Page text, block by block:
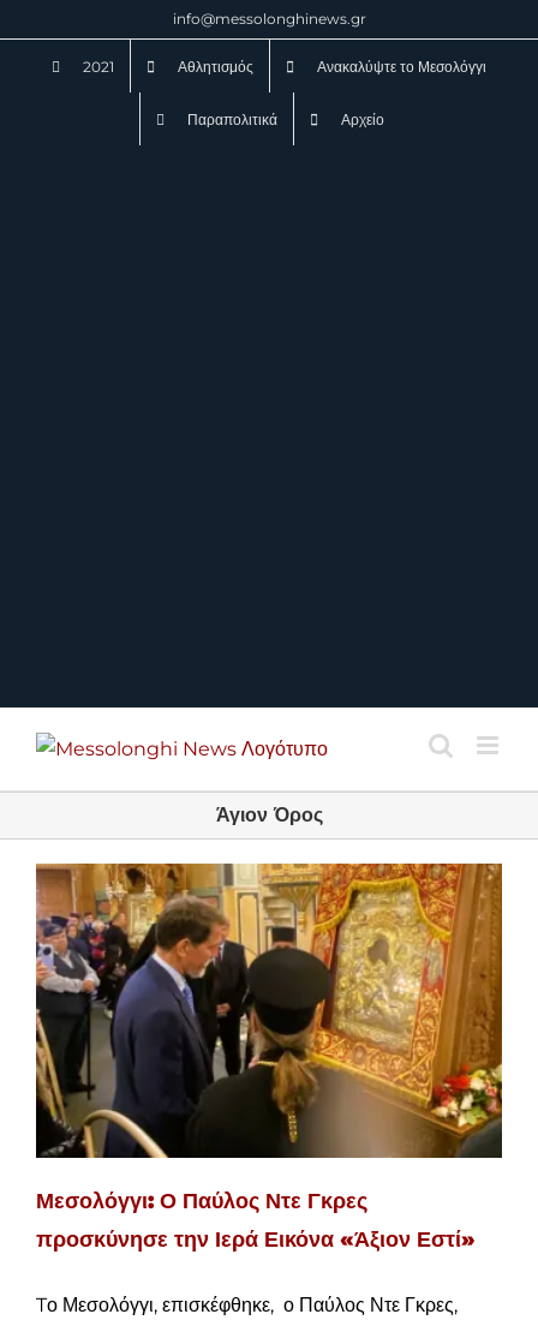
info@messolonghinews.gr
2021 Αθλητισμός Ανακαλύψτε το Μεσολόγγι
Παραπολιτικά Αρχείο
Άγιον Όρος
Μεσολόγγι: Ο Παύλος Ντε Γκρες
προσκύνησε την Ιερά Εικόνα «Άξιον Εστί»
Tο Μεσολόγγι, επισκέφθηκε, ο Παύλος Ντε Γκρες,